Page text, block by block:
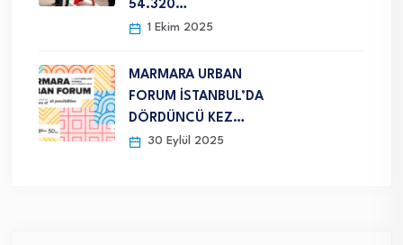
54.320…
1 Ekim 2025
MARMARA URBAN
FORUM İSTANBUL’DA
DÖRDÜNCÜ KEZ…
30 Eylül 2025